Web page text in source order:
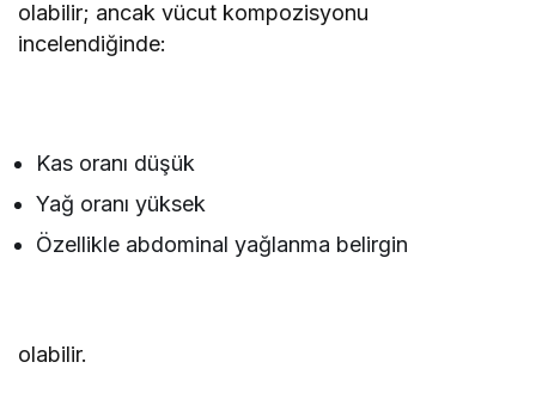
olabilir; ancak vücut kompozisyonu
incelendiğinde:
Kas oranı düşük
Yağ oranı yüksek
Özellikle abdominal yağlanma belirgin
olabilir.